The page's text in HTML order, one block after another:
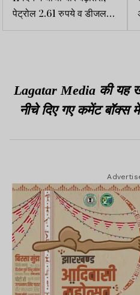
पेट्रोल 2.61 रुपये व डीजल
2.71 रुपये महंगा
Lagatar Media की यह
नीचे दिए गए कमेंट बॉक्स